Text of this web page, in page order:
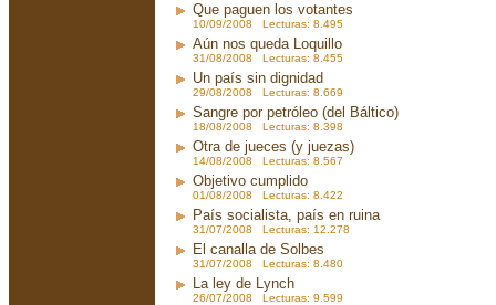
Que paguen los votantes
10/09/2008 Lecturas: 8.495
Aún nos queda Loquillo
31/08/2008 Lecturas: 8.455
Un país sin dignidad
29/08/2008 Lecturas: 8.669
Sangre por petróleo (del Báltico)
18/08/2008 Lecturas: 8.398
Otra de jueces (y juezas)
14/08/2008 Lecturas: 8.567
Objetivo cumplido
01/08/2008 Lecturas: 8.422
País socialista, país en ruina
31/07/2008 Lecturas: 12.278
El canalla de Solbes
31/07/2008 Lecturas: 8.480
La ley de Lynch
26/07/2008 Lecturas: 9.599